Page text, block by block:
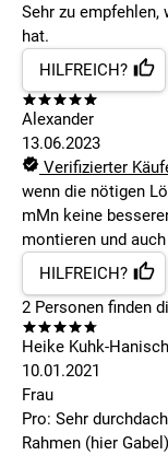
Sehr zu empfehlen,
hat.
HILFREICH?
Alexander
13.06.2023
Verifizierter
wenn die nötigen
mMn keine
montieren und
HILFREICH?
2 Personen finden
Heike Kuhk-Hanisch
10.01.2021
Frau
Pro: Sehr
Rahmen (hier